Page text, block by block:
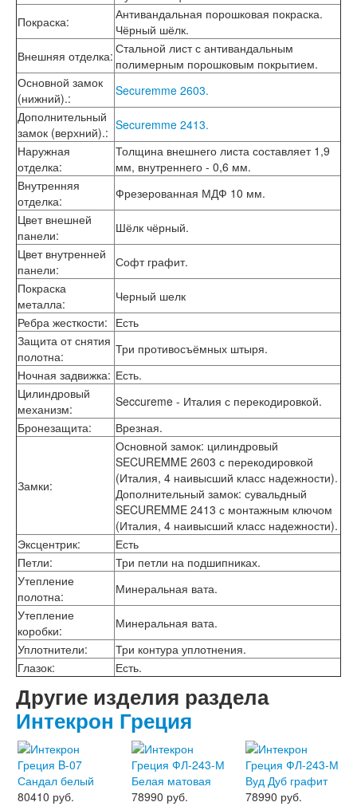
Лабиринт Платинум
Лабиринт Полярис лайт
Лабиринт Роял
Лабиринт Сильвер
Лабиринт Сияна
Лабиринт Скайлаб
Лабиринт Скандия
Лабиринт Смартлаб
Лабиринт Соналаб
Лабиринт Термолайт
Лабиринт Термомагнит
Лабиринт Трендо
Лабиринт Тундра Плюс
Лабиринт Урбан
Лабиринт Фрост
Лабиринт Шторм
Лабиринт Эволаб
Двери Про
Двери Интекрон
Интекрон Брайтон Антрацит
Интекрон Вектор
Интекрон Гектор
Интекрон Греция
Интекрон Италия
Интекрон Колизей
Интекрон Колизей Белый
Интекрон Неаполь
Интекрон Олимпия
Интекрон Премьера
Интекрон Профит
Интекрон Ронда
Интекрон Сицилия
Интекрон Спарта Белая
Интекрон Спарта Грей
Интекрон Термо
Интекрон Тетра
Интекрон Форте
Двери АСД
Двери Ратибор
Двери Аргус
Тамбурные двери
Межкомнатные двери
Двери Альберо
Альянс
Вест
Галерея
Геометрия
Графика
Империя
Классика
Покраска:
Антивандальная порошковая покраска.
Чёрный шёлк.
Внешняя отделка: Стальной лист с антивандальным
полимерным порошковым покрытием.
Основной замок
(нижний).:
Securemme 2603.
Дополнительный
замок (верхний).: Securemme 2413.
Наружная
отделка:
Толщина внешнего листа составляет 1,9
мм, внутреннего - 0,6 мм.
Внутренняя
отделка:
Фрезерованная МДФ 10 мм.
Цвет внешней
панели:
Шёлк чёрный.
Цвет внутренней
панели:
Софт графит.
Покраска
металла:
Черный шелк
Ребра жесткости: Есть
Защита от снятия
полотна:
Три противосъёмных штыря.
Ночная задвижка: Есть.
Цилиндровый
механизм:
Seccureme - Италия с перекодировкой.
Бронезащита: Врезная.
Замки:
Основной замок: цилиндровый
SECUREMME 2603 с перекодировкой
(Италия, 4 наивысший класс надежности).
Дополнительный замок: сувальдный
SECUREMME 2413 с монтажным ключом
(Италия, 4 наивысший класс надежности).
Эксцентрик:
Есть
Петли:
Три петли на подшипниках.
Утепление
полотна:
Минеральная вата.
Утепление
коробки:
Минеральная вата.
Уплотнители:
Три контура уплотнения.
Глазок: Есть.
Другие изделия раздела
Интекрон Греция
80410 руб. 78990 руб. 78990 руб.